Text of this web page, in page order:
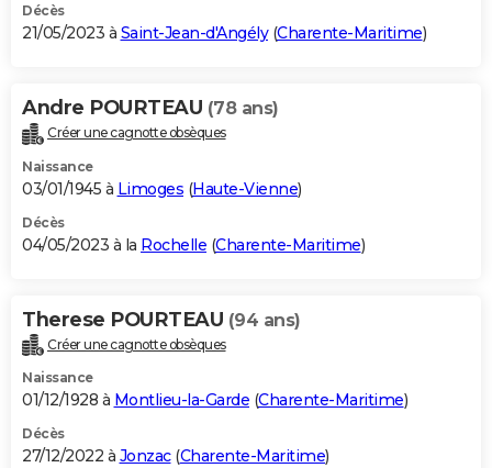
Décès
21/05/2023 à Saint-Jean-d'Angély(Charente-Maritime)
Andre POURTEAU (78 ans)
Créer une cagnotte obsèques
Naissance
03/01/1945 à Limoges (Haute-Vienne)
Décès
04/05/2023 à la Rochelle (Charente-Maritime)
Therese POURTEAU (94 ans)
Créer une cagnotte obsèques
Naissance
01/12/1928 à Montlieu-la-Garde (Charente-Maritime)
Décès
27/12/2022 à Jonzac(Charente-Maritime)